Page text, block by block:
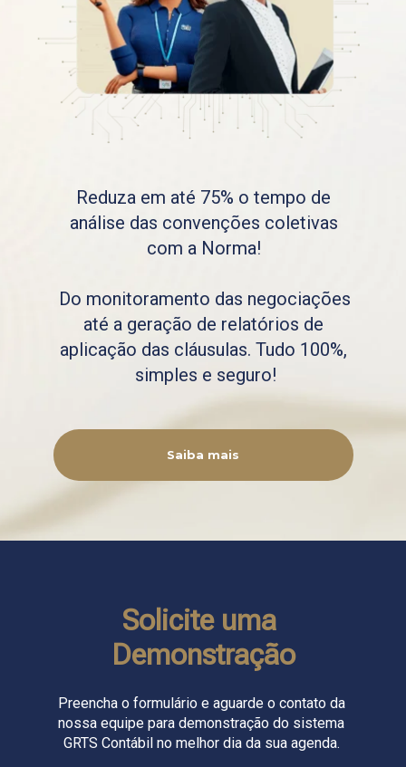
Reduza em até 75% o tempo de
análise das convenções coletivas
com a Norma!
Do monitoramento das negociações
até a geração de relatórios de
aplicação das cláusulas. Tudo 100%,
simples e seguro!
Saiba mais
Solicite uma
Demonstração
Preencha o formulário e aguarde o contato da
nossa equipe para demonstração do sistema
GRTS Contábil no melhor dia da sua agenda.